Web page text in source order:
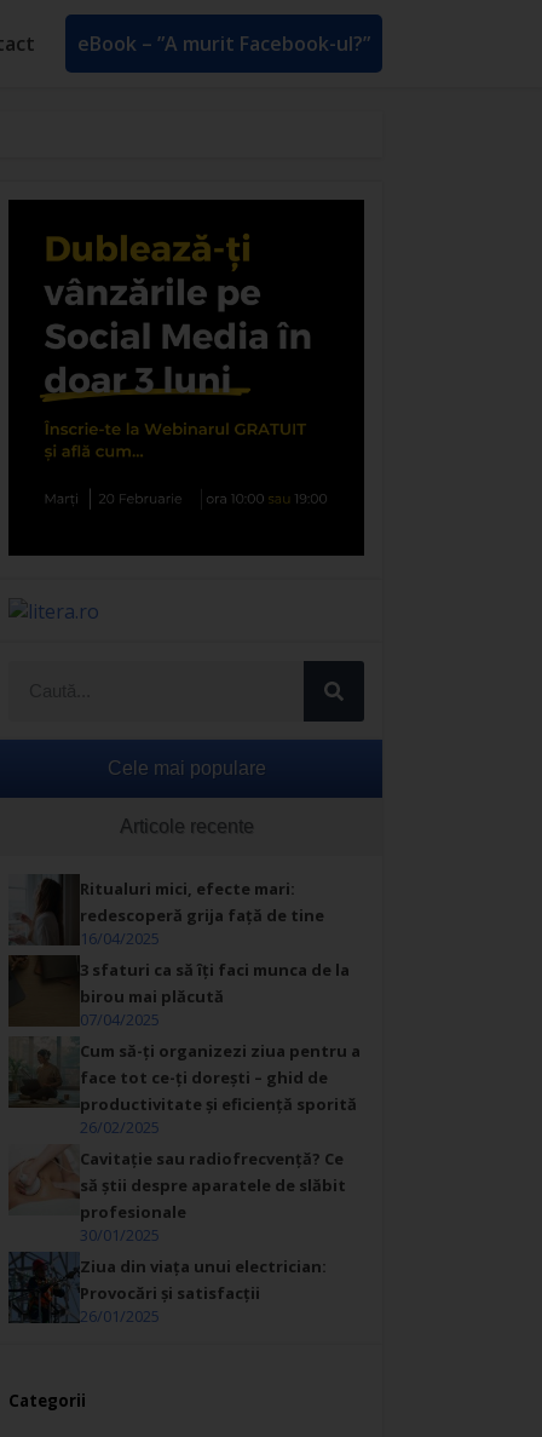
eBook – ”A murit Facebook-ul?”
Cele mai populare
Articole recente
Ritualuri mici, efecte mari:
redescoperă grija față de tine
16/04/2025
3 sfaturi ca să îți faci munca de la
birou mai plăcută
07/04/2025
Cum să-ți organizezi ziua pentru a
face tot ce-ți dorești – ghid de
productivitate și eficiență sporită
26/02/2025
Cavitație sau radiofrecvență? Ce
să știi despre aparatele de slăbit
profesionale
30/01/2025
Ziua din viața unui electrician:
Provocări și satisfacții
26/01/2025
Categorii